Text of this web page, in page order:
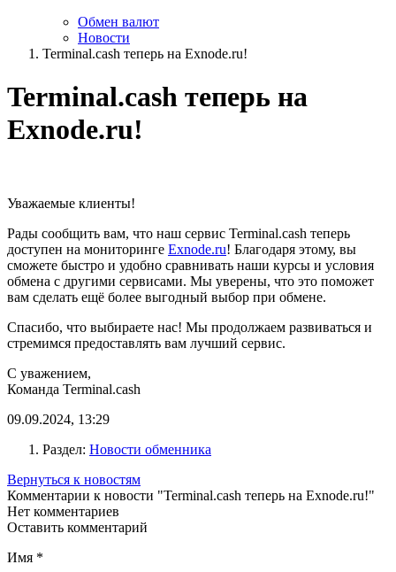
Обмен валют
Новости
Terminal.cash теперь на Exnode.ru!
Terminal.cash теперь на
Exnode.ru!
Уважаемые клиенты!
Рады сообщить вам, что наш сервис Terminal.cash теперь
доступен на мониторинге Exnode.ru! Благодаря этому, вы
сможете быстро и удобно сравнивать наши курсы и условия
обмена с другими сервисами. Мы уверены, что это поможет
вам сделать ещё более выгодный выбор при обмене.
Спасибо, что выбираете нас! Мы продолжаем развиваться и
стремимся предоставлять вам лучший сервис.
С уважением,
Команда Terminal.cash
09.09.2024, 13:29
Раздел: Новости обменника
Вернуться к новостям
Комментарии к новости "Terminal.cash теперь на Exnode.ru!"
Нет комментариев
Оставить комментарий
Имя *